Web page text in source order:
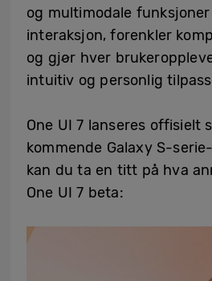
og multimodale
interaksjon, forenkler
og gjør hver
intuitiv og personlig
One UI 7 lanseres offisielt
kommende Galaxy S-
kan du ta en titt på hva
One UI 7 beta: